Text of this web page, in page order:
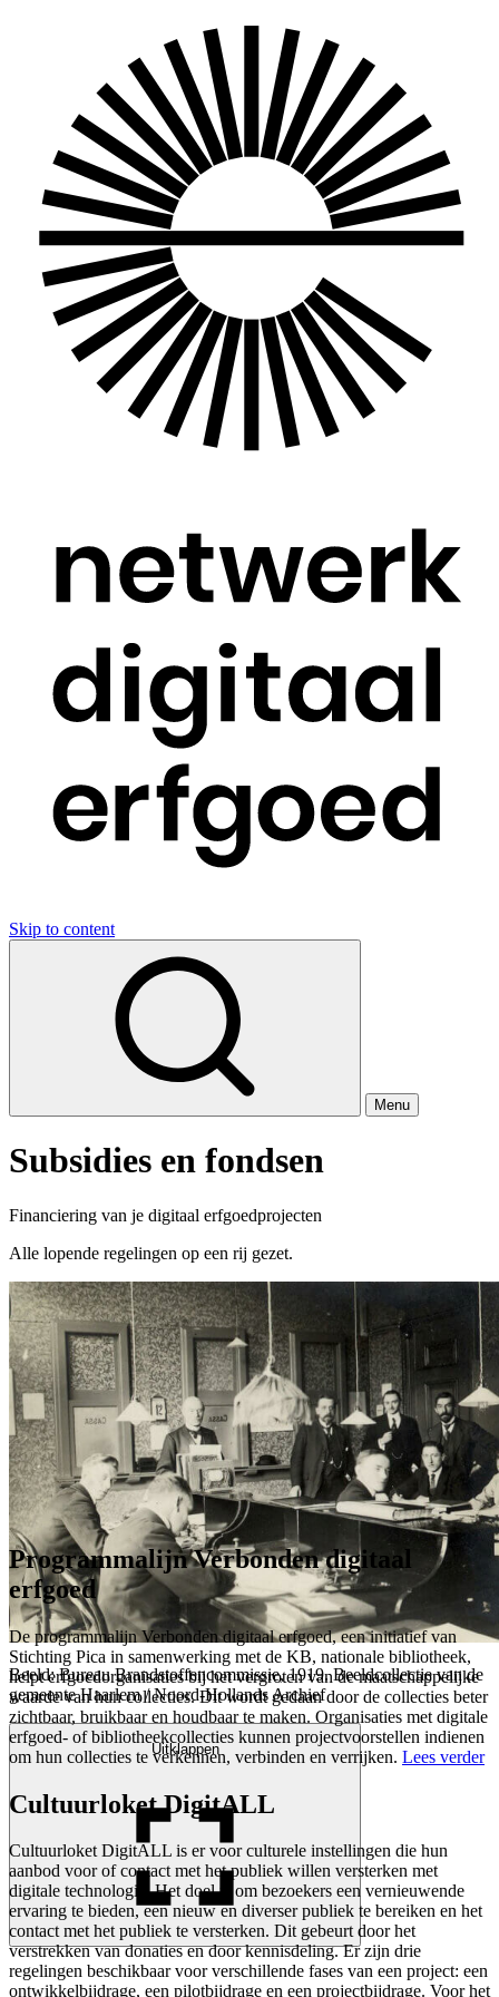
Skip to content
Menu
Subsidies en fondsen
Financiering van je digitaal erfgoedprojecten
Alle lopende regelingen op een rij gezet.
Beeld: Bureau Brandstoffencommissie, 1919. Beeldcollectie van de
gemeente Haarlem / Noord-Hollands Archief
Uitklappen
Programmalijn Verbonden digitaal
erfgoed
De programmalijn Verbonden digitaal erfgoed, een initiatief van
Stichting Pica in samenwerking met de KB, nationale bibliotheek,
helpt erfgoedorganisaties bij het vergroten van de maatschappelijke
waarde van hun collecties. Dit wordt gedaan door de collecties beter
zichtbaar, bruikbaar en houdbaar te maken. Organisaties met digitale
erfgoed- of bibliotheekcollecties kunnen projectvoorstellen indienen
om hun collecties te verkennen, verbinden en verrijken. Lees verder
Cultuurloket DigitALL
Cultuurloket DigitALL is er voor culturele instellingen die hun
aanbod voor of contact met het publiek willen versterken met
digitale technologie. Het doel is om bezoekers een vernieuwende
ervaring te bieden, een nieuw en diverser publiek te bereiken en het
contact met het publiek te versterken. Dit gebeurt door het
verstrekken van donaties en door kennisdeling. Er zijn drie
regelingen beschikbaar voor verschillende fases van een project: een
ontwikkelbijdrage, een pilotbijdrage en een projectbijdrage. Voor het